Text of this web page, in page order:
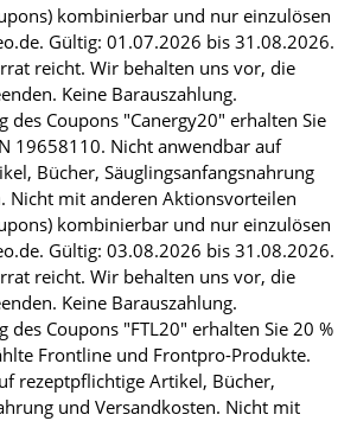
kombinierbar und nur einzulösen
Gültig: 01.07.2026 bis 31.08.2026.
reicht. Wir behalten uns vor, die
Keine Barauszahlung.
des Coupons "Canergy20" erhalten Sie
19658110. Nicht anwendbar auf
Bücher, Säuglingsanfangsnahrung
Nicht mit anderen Aktionsvorteilen
kombinierbar und nur einzulösen
Gültig: 03.08.2026 bis 31.08.2026.
reicht. Wir behalten uns vor, die
Keine Barauszahlung.
des Coupons "FTL20" erhalten Sie 20 %
Frontline und Frontpro-Produkte.
rezeptpflichtige Artikel, Bücher,
und Versandkosten. Nicht mit